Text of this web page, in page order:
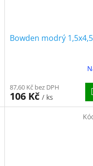
Bowden modrý
87,60 Kč bez DPH
106 Kč / ks